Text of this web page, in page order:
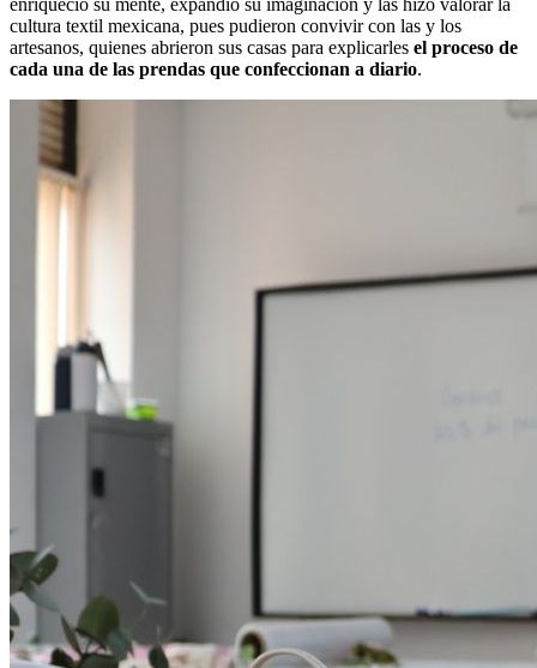
cultura textil mexicana, pues pudieron convivir con las y los
artesanos, quienes abrieron sus casas para explicarles el proceso de
cada una de las prendas que confeccionan a diario.